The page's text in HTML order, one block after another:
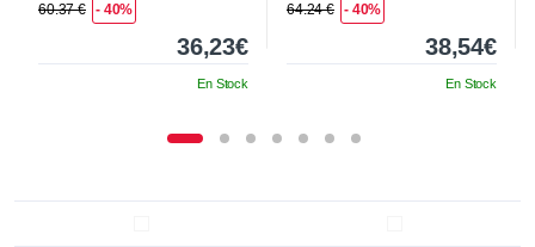
60.37 € - 40%
36,23€
En Stock
64.24 € - 40%
38,54€
En Stock